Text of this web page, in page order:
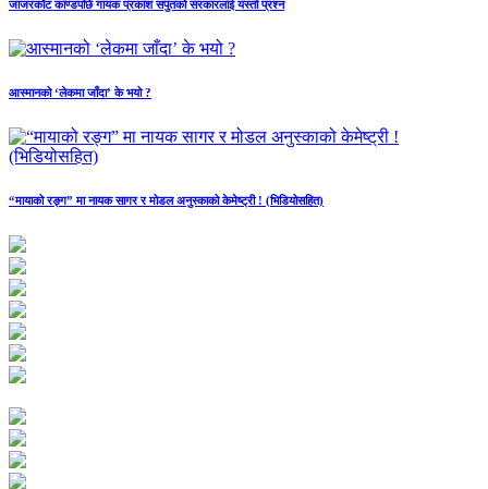
जाजरकोट काण्डपछि गायक प्रकाश सपुतको सरकारलाई यस्तो प्रश्न
आस्मानको ‘लेकमा जाँदा’ के भयो ?
“मायाको रङ्ग” मा नायक सागर र मोडल अनुस्काको केमेष्ट्री ! (भिडियोसहित)